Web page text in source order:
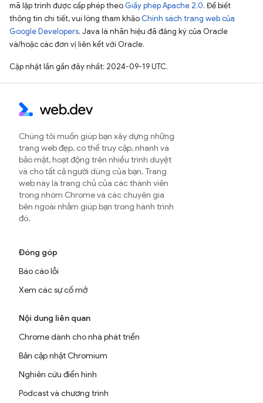
mã lập trình được cấp phép theo Giấy phép Apache 2.0. Để biết
thông tin chi tiết, vui lòng tham khảo Chính sách trang web của
Google Developers. Java là nhãn hiệu đã đăng ký của Oracle
và/hoặc các đơn vị liên kết với Oracle.
Cập nhật lần gần đây nhất: 2024-09-19 UTC.
Chúng tôi muốn giúp bạn xây dựng những
trang web đẹp, có thể truy cập, nhanh và
bảo mật, hoạt động trên nhiều trình duyệt
và cho tất cả người dùng của bạn. Trang
web này là trang chủ của các thành viên
trong nhóm Chrome và các chuyên gia
bên ngoài nhằm giúp bạn trong hành trình
đó.
Đóng góp
Báo cáo lỗi
Xem các sự cố mở
Nội dung liên quan
Chrome dành cho nhà phát triển
Bản cập nhật Chromium
Nghiên cứu điển hình
Podcast và chương trình